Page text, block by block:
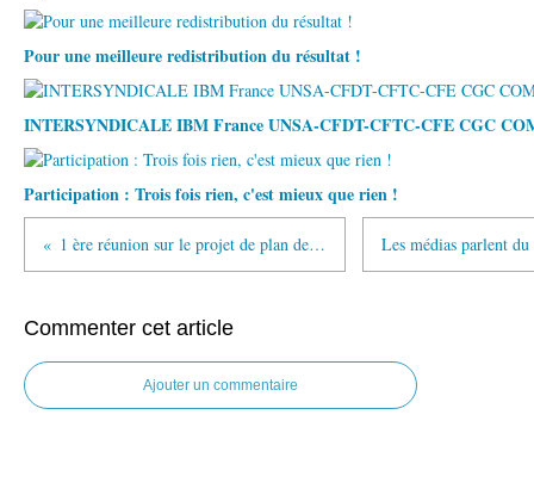
Pour une meilleure redistribution du résultat !
INTERSYNDICALE IBM France UNSA-CFDT-CFTC-CFE CGC
Participation : Trois fois rien, c'est mieux que rien !
1 ère réunion sur le projet de plan de réduction d'effectif
Commenter cet article
Ajouter un commentaire